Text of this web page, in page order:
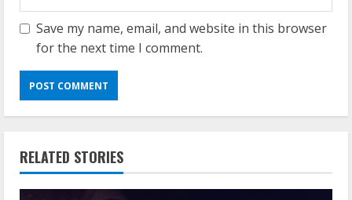
Save my name, email, and website in this browser
for the next time I comment.
RELATED STORIES